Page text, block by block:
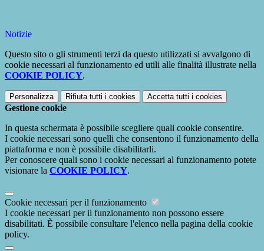
Notizie
Questo sito o gli strumenti terzi da questo utilizzati si avvalgono di
cookie necessari al funzionamento ed utili alle finalità illustrate nella
COOKIE POLICY.
Personalizza Rifiuta tutti i cookies Accetta tutti i cookies
Gestione cookie
In questa schermata è possibile scegliere quali cookie consentire.
I cookie necessari sono quelli che consentono il funzionamento della
piattaforma e non è possibile disabilitarli.
Per conoscere quali sono i cookie necessari al funzionamento potete
visionare la COOKIE POLICY.
Cookie necessari per il funzionamento
I cookie necessari per il funzionamento non possono essere
disabilitati. È possibile consultare l'elenco nella pagina della cookie
policy.